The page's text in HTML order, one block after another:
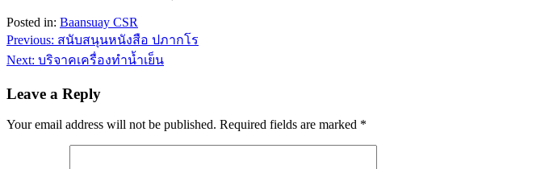
Posted in: Baansuay CSR
Post
navigation
Previous: สนับสนุนหนังสือ ปภากโร
Next: บริจาคเครื่องทำน้ำเย็น
Leave a Reply
Your email address will not be published. Required fields are marked *